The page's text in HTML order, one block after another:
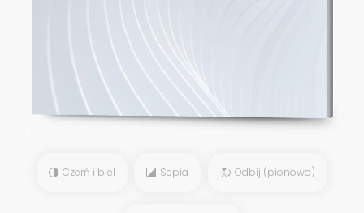
Czerń i biel Sepia Odbij (pionowo)